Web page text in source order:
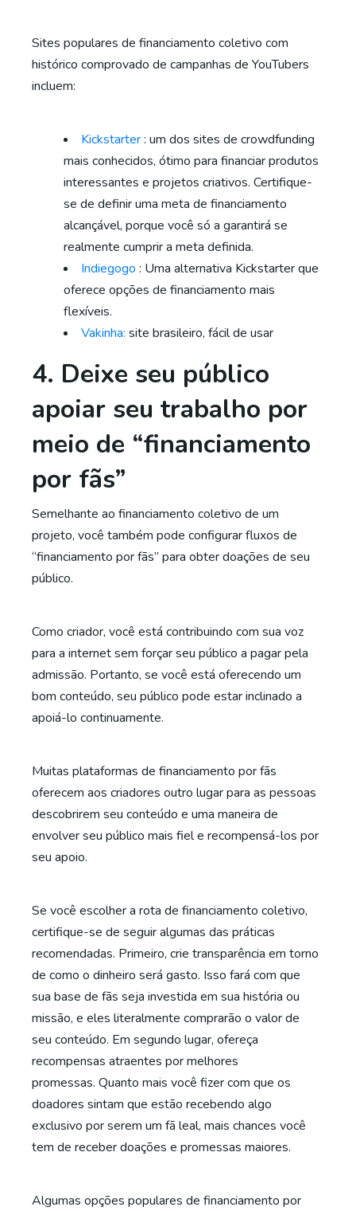
Sites populares de financiamento coletivo com
histórico comprovado de campanhas de YouTubers
incluem:
Kickstarter: um dos sites de crowdfunding
mais conhecidos, ótimo para financiar produtos
interessantes e projetos criativos. Certifique-
se de definir uma meta de financiamento
alcançável, porque você só a garantirá se
realmente cumprir a meta definida.
Indiegogo : Uma alternativa Kickstarter que
oferece opções de financiamento mais
flexíveis.
Vakinha: site brasileiro, fácil de usar
4. Deixe seu público
apoiar seu trabalho por
meio de “financiamento
por fãs”
Semelhante ao financiamento coletivo de um
projeto, você também pode configurar fluxos de
“financiamento por fãs” para obter doações de seu
público.
Como criador, você está contribuindo com sua voz
para a internet sem forçar seu público a pagar pela
admissão. Portanto, se você está oferecendo um
bom conteúdo, seu público pode estar inclinado a
apoiá-lo continuamente.
Muitas plataformas de financiamento por fãs
oferecem aos criadores outro lugar para as pessoas
descobrirem seu conteúdo e uma maneira de
envolver seu público mais fiel e recompensá-los por
seu apoio.
Se você escolher a rota de financiamento coletivo,
certifique-se de seguir algumas das práticas
recomendadas. Primeiro, crie transparência em torno
de como o dinheiro será gasto. Isso fará com que
sua base de fãs seja investida em sua história ou
missão, e eles literalmente comprarão o valor de
seu conteúdo. Em segundo lugar, ofereça
recompensas atraentes por melhores
promessas. Quanto mais você fizer com que os
doadores sintam que estão recebendo algo
exclusivo por serem um fã leal, mais chances você
tem de receber doações e promessas maiores.
Algumas opções populares de financiamento por